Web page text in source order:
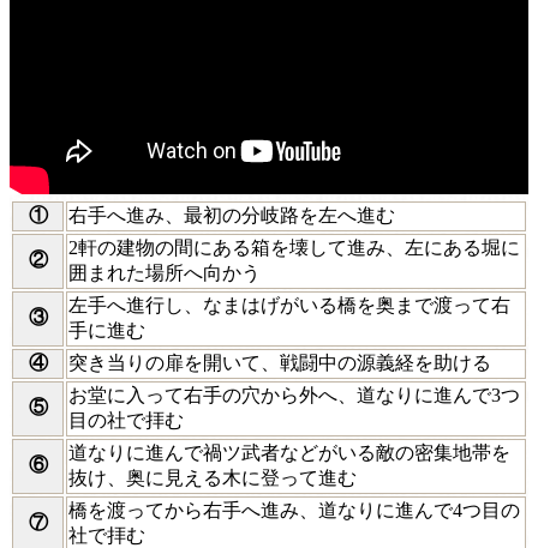
① 右手へ進み、最初の分岐路を左へ進む
②
2軒の建物の間にある箱を壊して進み、左にある堀に
囲まれた場所へ向かう
③
左手へ進行し、なまはげがいる橋を奥まで渡って右
手に進む
④
突き当りの扉を開いて、戦闘中の源義経を助ける
⑤
お堂に入って右手の穴から外へ、道なりに進んで3つ
目の社で拝む
⑥
道なりに進んで禍ツ武者などがいる敵の密集地帯を
抜け、奥に見える木に登って進む
⑦
橋を渡ってから右手へ進み、道なりに進んで4つ目の
社で拝む